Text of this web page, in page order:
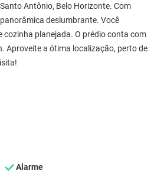
Antônio, Belo Horizonte. Com
deslumbrante. Você
planejada. O prédio conta com
Aproveite a ótima localização, perto de
Alarme